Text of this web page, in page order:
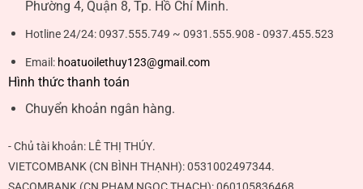
Phường 4, Quận 8, Tp. Hồ Chí Minh.
Hotline 24/24:0937.555.749 ~ 0931.555.908 - 0937.455.523
Email: hoatuoilethuy123@gmail.com
Hình thức thanh toán
Chuyển khoản ngân hàng.
- Chủ tài khoản: LÊ THỊ THÚY.
VIETCOMBANK (CN BÌNH THẠNH):0531002497344.